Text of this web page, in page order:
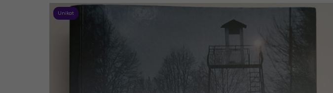
Unikat